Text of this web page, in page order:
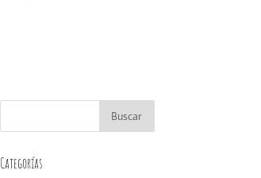
Categorías